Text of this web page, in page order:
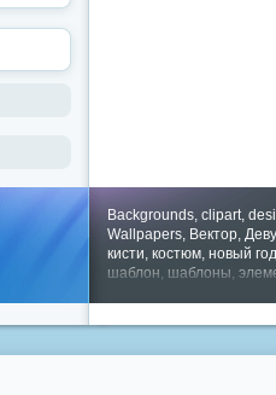
Backgrounds, clipart,
Wallpapers, Вектор,
кисти, костюм, новый год
шаблон, шаблоны,